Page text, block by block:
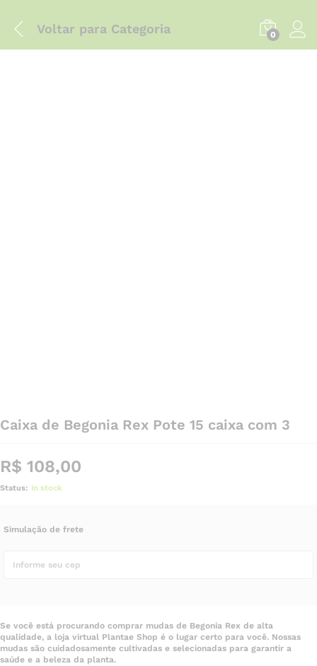
Voltar para Categoria 0
Caixa de Begonia Rex Pote 15 caixa com 3
R$ 108,00
Status: In stock
Simulação de frete
Se você está procurando comprar mudas de Begonia Rex de alta
qualidade, a loja virtual Plantae Shop é o lugar certo para você. Nossas
mudas são cuidadosamente cultivadas e selecionadas para garantir a
saúde e a beleza da planta.